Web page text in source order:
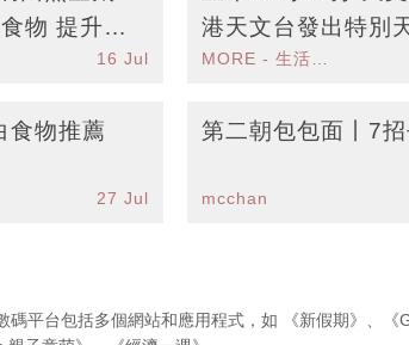
物 提升抵
16 Jul
港天文台發出特別
靠近
食物推薦
27 Jul
第二朝包包面丨7
mcchan
碼平台包括多個網站和應用程式，如 《新假期》 、 《